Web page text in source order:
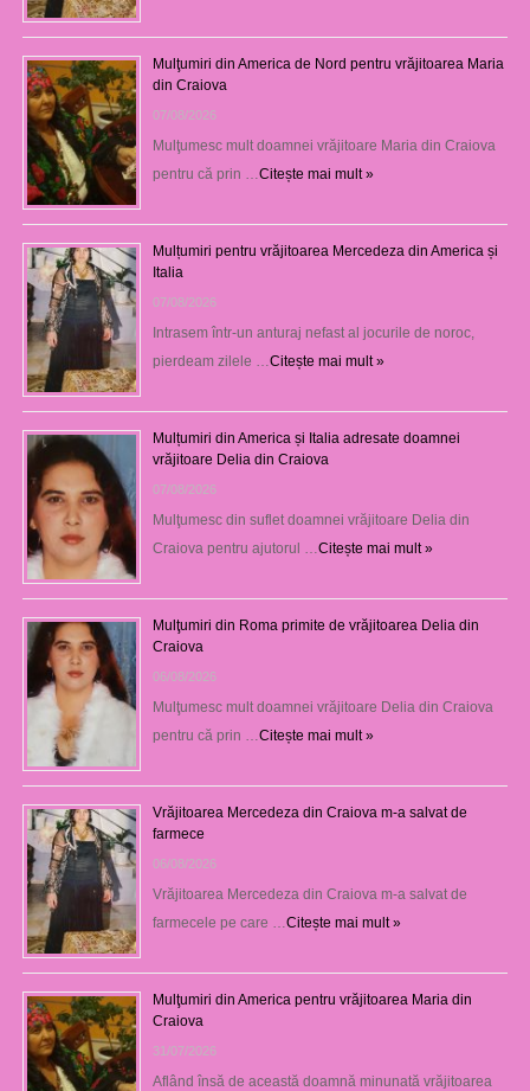
Mulţumiri din America de Nord pentru vrăjitoarea Maria
din Craiova
07/08/2026
Mulţumesc mult doamnei vrăjitoare Maria din Craiova
pentru că prin … Citește mai mult »
Mulțumiri pentru vrăjitoarea Mercedeza din America și
Italia
07/08/2026
Intrasem într-un anturaj nefast al jocurile de noroc,
pierdeam zilele … Citește mai mult »
Mulțumiri din America și Italia adresate doamnei
vrăjitoare Delia din Craiova
07/08/2026
Mulţumesc din suflet doamnei vrăjitoare Delia din
Craiova pentru ajutorul … Citește mai mult »
Mulţumiri din Roma primite de vrăjitoarea Delia din
Craiova
06/08/2026
Mulţumesc mult doamnei vrăjitoare Delia din Craiova
pentru că prin … Citește mai mult »
Vrăjitoarea Mercedeza din Craiova m-a salvat de
farmece
06/08/2026
Vrăjitoarea Mercedeza din Craiova m-a salvat de
farmecele pe care … Citește mai mult »
Mulţumiri din America pentru vrăjitoarea Maria din
Craiova
31/07/2026
Aflând însă de această doamnă minunată vrăjitoarea